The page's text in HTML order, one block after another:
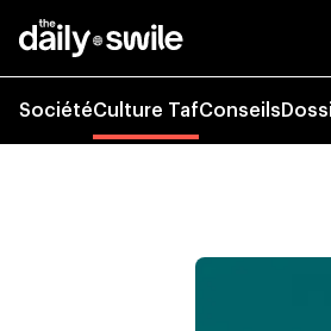
SociétéCulture TafConseils